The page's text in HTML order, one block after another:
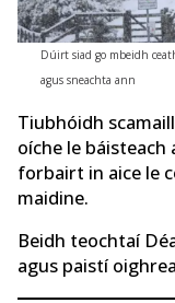
Dúirt siad go mbeidh
agus sneachta ann
Tiubhóidh
oíche le báisteach
forbairt in aice le
maidine.
Beidh teochtaí
agus paistí